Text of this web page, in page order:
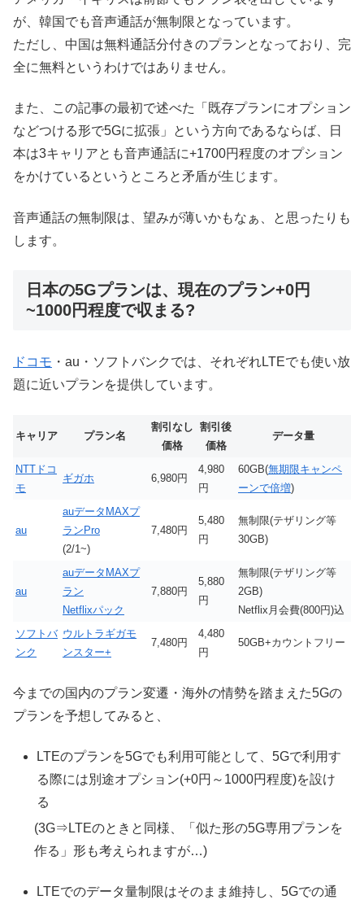
が、韓国でも音声通話が無制限となっています。
ただし、中国は無料通話分付きのプランとなっており、完
全に無料というわけではありません。
また、この記事の最初で述べた「既存プランにオプション
などつける形で5Gに拡張」という方向であるならば、日
本は3キャリアとも音声通話に+1700円程度のオプション
をかけているというところと矛盾が生じます。
音声通話の無制限は、望みが薄いかもなぁ、と思ったりも
します。
日本の5Gプランは、現在のプラン+0円
~1000円程度で収まる?
ドコモ ・au・ソフトバンクでは、それぞれLTEでも使い放
題に近いプランを提供しています。
キャリア プラン名
割引なし
価格
割引後
価格
データ量
NTTドコ
モ
ギガホ 6,980円
4,980
円
60GB(無期限キャンペ
ーンで倍増)
au
auデータMAXプ
ランPro
(2/1~)
7,480円
5,480
円
無制限(テザリング等
30GB)
au
auデータMAXプ
ラン
Netflixパック
7,880円
5,880
円
無制限(テザリング等
2GB)
Netflix月会費(800円)込
ソフトバ
ンク
ウルトラギガモ
ンスター+
7,480円
4,480
円
50GB+カウントフリー
今までの国内のプラン変遷・海外の情勢を踏まえた5Gの
プランを予想してみると、
LTEのプランを5Gでも利用可能として、5Gで利用す
る際には別途オプション(+0円～1000円程度)を設け
る
(3G⇒LTEのときと同様、「似た形の5G専用プランを
作る」形も考えられますが…)
LTEでのデータ量制限はそのまま維持し、5Gでの通